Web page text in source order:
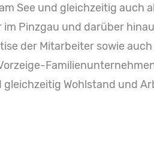
See und gleichzeitig auch
Pinzgau und darüber
der Mitarbeiter sowie
Wohlstand und